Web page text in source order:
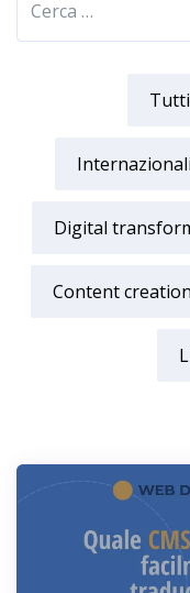
Tutti
Digital
Content creation